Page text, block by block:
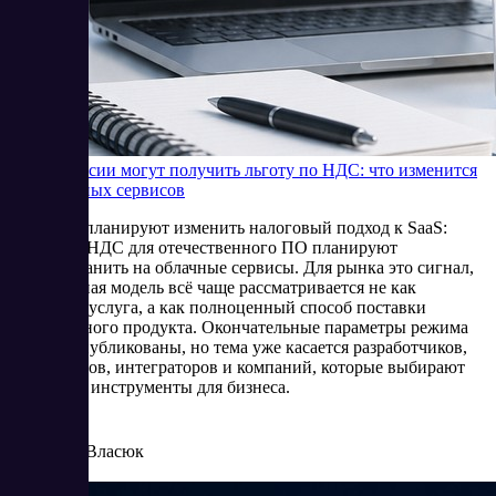
SaaS в России могут получить льготу по НДС: что изменится
для облачных сервисов
В России планируют изменить налоговый подход к SaaS:
льготу по НДС для отечественного ПО планируют
распространить на облачные сервисы. Для рынка это сигнал,
что облачная модель всё чаще рассматривается не как
отдельная услуга, а как полноценный способ поставки
программного продукта. Окончательные параметры режима
пока не опубликованы, но тема уже касается разработчиков,
провайдеров, интеграторов и компаний, которые выбирают
цифровые инструменты для бизнеса.
Елена Власюк